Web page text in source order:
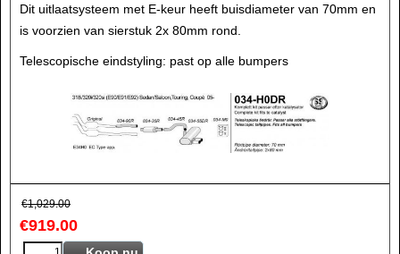
Dit uitlaatsysteem met E-keur heeft buisdiameter van 70mm en
is voorzien van sierstuk 2x 80mm rond.
Telescopische eindstyling: past op alle bumpers
€1,029.00
€919.00